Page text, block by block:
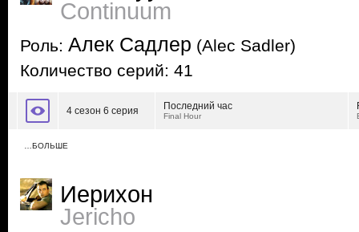
Continuum
Роль: Алек Садлер (Alec Sadler)
Количество серий: 41
4 сезон 6 серия Последний час
Final Hour
…БОЛЬШЕ
Иерихон
Jericho